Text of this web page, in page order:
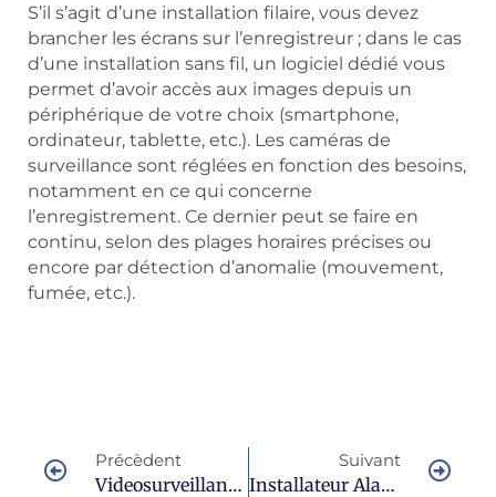
S’il s’agit d’une installation filaire, vous devez
brancher les écrans sur l’enregistreur ; dans le cas
d’une installation sans fil, un logiciel dédié vous
permet d’avoir accès aux images depuis un
périphérique de votre choix (smartphone,
ordinateur, tablette, etc.). Les caméras de
surveillance sont réglées en fonction des besoins,
notamment en ce qui concerne
l’enregistrement. Ce dernier peut se faire en
continu, selon des plages horaires précises ou
encore par détection d’anomalie (mouvement,
fumée, etc.).
Précèdent
Videosurveillance À Le Muy : Faire Le Bon Choix
Suivant
Installateur Alarme À Roquebrune : Faire Le Choix D’un Professionnel